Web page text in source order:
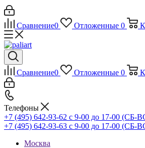
Сравнение0 Отложенные 0
Сравнение0 Отложенные 0
Телефоны
+7 (495) 642-93-62 c 9-00 до 17-00 (СБ-
+7 (495) 642-93-63 c 9-00 до 17-00 (СБ-
Москва